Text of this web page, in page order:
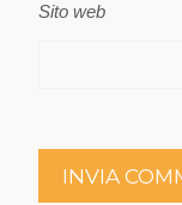
Sito web